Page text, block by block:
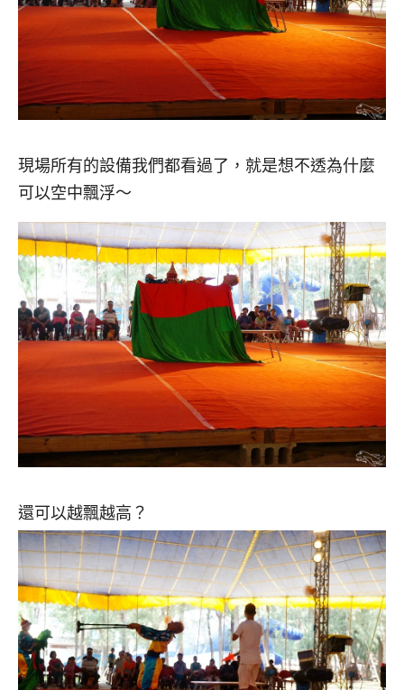
現場所有的設備我們都看過了，就是想不透為什麼
可以空中飄浮～
還可以越飄越高？